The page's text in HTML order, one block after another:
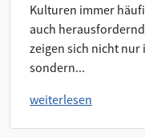
Kulturen immer
auch
zeigen sich nicht nur
sondern...
weiterlesen